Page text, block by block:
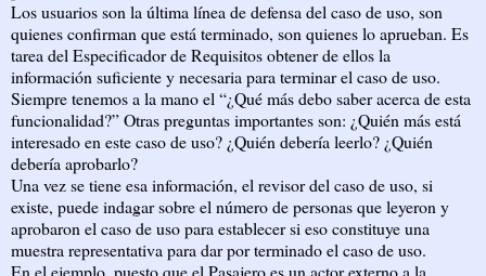
Los usuarios son la última línea de defensa del caso de uso, son
quienes confirman que está terminado, son quienes lo aprueban. Es
tarea del Especificador de Requisitos obtener de ellos la
información suficiente y necesaria para terminar el caso de uso.
Siempre tenemos a la mano el “¿Qué más debo saber acerca de esta
funcionalidad?” Otras preguntas importantes son: ¿Quién más está
interesado en este caso de uso? ¿Quién debería leerlo? ¿Quién
debería aprobarlo?
Una vez se tiene esa información, el revisor del caso de uso, si
existe, puede indagar sobre el número de personas que leyeron y
aprobaron el caso de uso para establecer si eso constituye una
muestra representativa para dar por terminado el caso de uso.
En el ejemplo, puesto que el Pasajero es un actor externo a la